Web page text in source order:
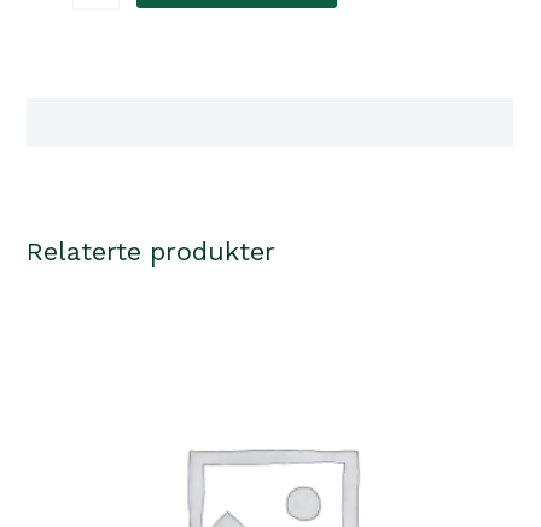
Relaterte produkter